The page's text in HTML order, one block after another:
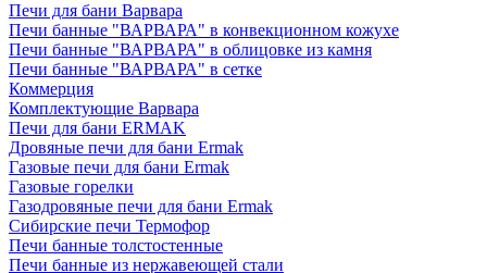
Печи для бани Варвара
Печи банные "ВАРВАРА" в конвекционном кожухе
Печи банные "ВАРВАРА" в облицовке из камня
Печи банные "ВАРВАРА" в сетке
Коммерция
Комплектующие Варвара
Печи для бани ERMAK
Дровяные печи для бани Ermak
Газовые печи для бани Ermak
Газовые горелки
Газодровяные печи для бани Ermak
Сибирские печи Термофор
Печи банные толстостенные
Печи банные из нержавеющей стали